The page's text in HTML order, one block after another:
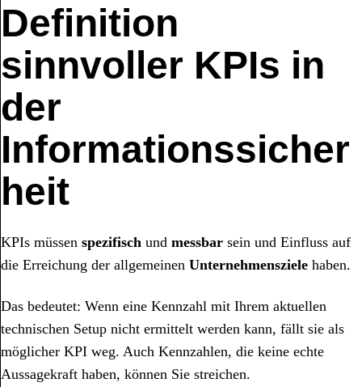
Definition
sinnvoller KPIs in
der
Informationssicher
heit
KPIs müssen spezifisch und messbar sein und Einfluss auf
die Erreichung der allgemeinen Unternehmensziele haben.
Das bedeutet: Wenn eine Kennzahl mit Ihrem aktuellen
technischen Setup nicht ermittelt werden kann, fällt sie als
möglicher KPI weg. Auch Kennzahlen, die keine echte
Aussagekraft haben, können Sie streichen.